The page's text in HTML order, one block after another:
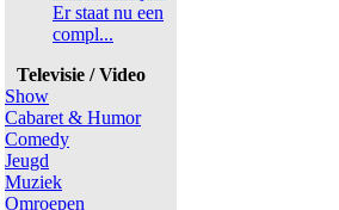
Er staat nu een
compl...
Televisie / Video
Show
Cabaret & Humor
Comedy
Jeugd
Muziek
Omroepen